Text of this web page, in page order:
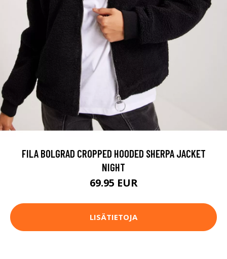
FILA BOLGRAD CROPPED HOODED SHERPA JACKET
NIGHT
69.95 EUR
LISÄTIETOJA